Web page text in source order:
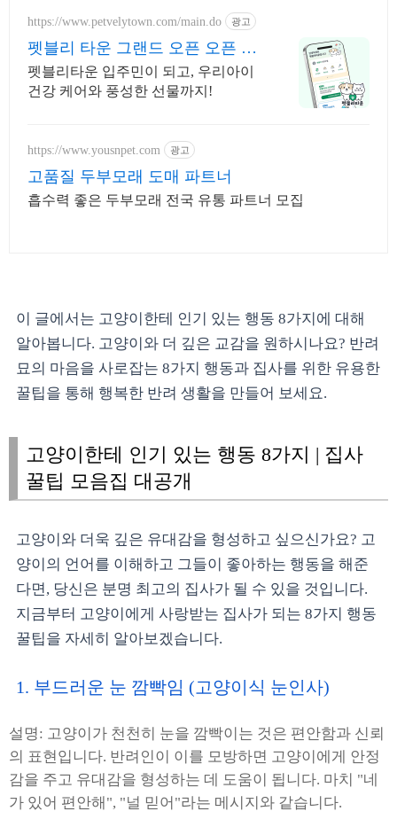
https://www.petvelytown.com/main.do 광고
펫블리 타운 그랜드 오픈 오픈 이
벤트 진행 중!
펫블리타운 입주민이 되고, 우리아이
건강 케어와 풍성한 선물까지!
https://www.yousnpet.com 광고
고품질 두부모래 도매 파트너
흡수력 좋은 두부모래 전국 유통 파트너 모집
이 글에서는 고양이한테 인기 있는 행동 8가지에 대해
알아봅니다. 고양이와 더 깊은 교감을 원하시나요? 반려
묘의 마음을 사로잡는 8가지 행동과 집사를 위한 유용한
꿀팁을 통해 행복한 반려 생활을 만들어 보세요.
고양이한테 인기 있는 행동 8가지 | 집사
꿀팁 모음집 대공개
고양이와 더욱 깊은 유대감을 형성하고 싶으신가요? 고
양이의 언어를 이해하고 그들이 좋아하는 행동을 해준
다면, 당신은 분명 최고의 집사가 될 수 있을 것입니다.
지금부터 고양이에게 사랑받는 집사가 되는 8가지 행동
꿀팁을 자세히 알아보겠습니다.
1. 부드러운 눈 깜빡임 (고양이식 눈인사)
설명: 고양이가 천천히 눈을 깜빡이는 것은 편안함과 신뢰
의 표현입니다. 반려인이 이를 모방하면 고양이에게 안정
감을 주고 유대감을 형성하는 데 도움이 됩니다. 마치 "네
가 있어 편안해", "널 믿어"라는 메시지와 같습니다.